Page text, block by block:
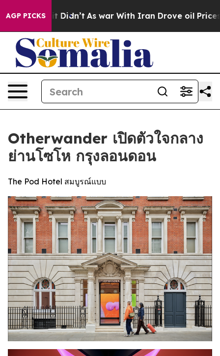
AGP PICKS
it Didn’t As war With Iran Drove oil Prices
Otherwander เปิดตัวใจกลาง
ย่านโซโห กรุงลอนดอน
The Pod Hotel สมบูรณ์แบบ